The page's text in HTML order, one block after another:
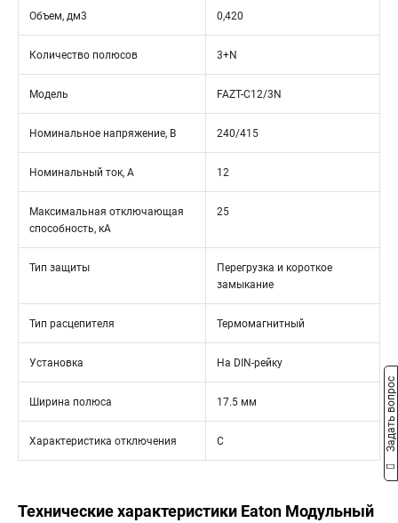
Объем, дм3 0,420
Количество полюсов 3+N
Модель FAZT-C12/3N
Номинальное напряжение, В 240/415
Номинальный ток, А 12
Максимальная отключающая
способность, кА
25
Тип защиты
Перегрузка и короткое
замыкание
Тип расцепителя Термомагнитный
Установка На DIN-рейку
Ширина полюса 17.5 мм
Характеристика отключения C
Технические характеристики Eaton Модульный
Задать вопрос